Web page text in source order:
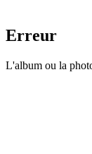
Erreur
L'album ou la